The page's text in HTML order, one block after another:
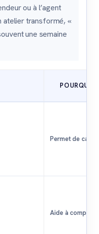
ou à l’agent
atelier transformé, «
une semaine
POURQUOI
Permet de
Aide à